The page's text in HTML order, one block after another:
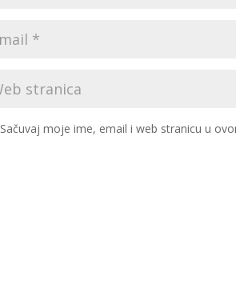
Sačuvaj moje ime, email i web stranicu u